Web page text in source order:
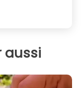
aussi